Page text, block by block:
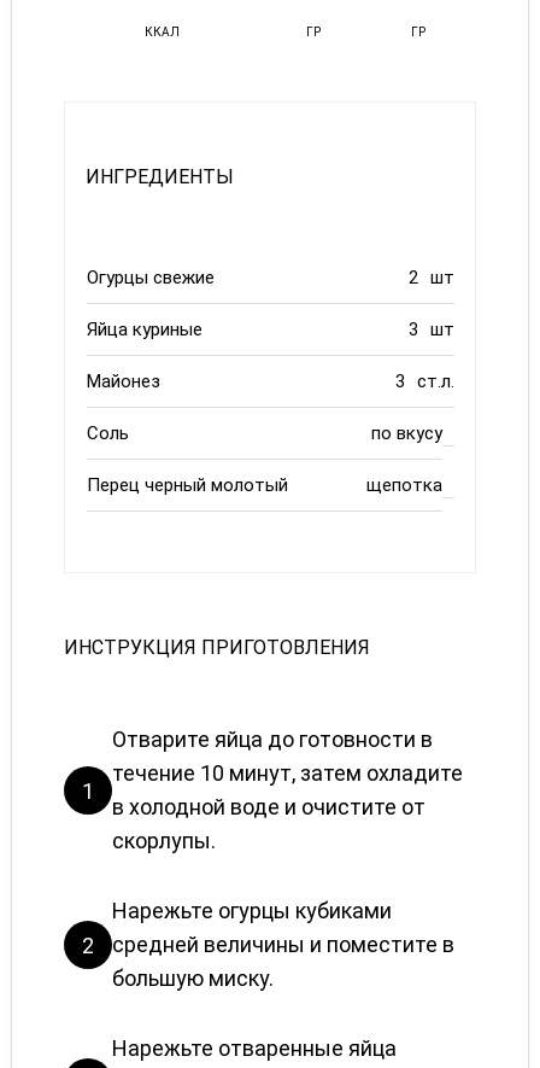
ККАЛ ГР ГР
ИНГРЕДИЕНТЫ
Огурцы свежие 2 шт
Яйца куриные 3 шт
Майонез 3 ст.л.
Соль по вкусу
Перец черный молотый щепотка
ИНСТРУКЦИЯ ПРИГОТОВЛЕНИЯ
1
Отварите яйца до готовности в
течение 10 минут, затем охладите
в холодной воде и очистите от
скорлупы.
2
Нарежьте огурцы кубиками
средней величины и поместите в
большую миску.
Нарежьте отваренные яйца